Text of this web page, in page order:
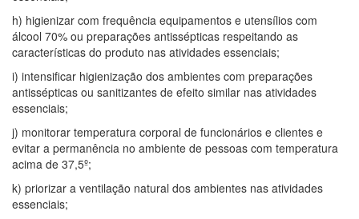
h) higienizar com frequência equipamentos e utensílios com
álcool 70% ou preparações antissépticas respeitando as
características do produto nas atividades essenciais;
i) intensificar higienização dos ambientes com preparações
antissépticas ou sanitizantes de efeito similar nas atividades
essenciais;
j) monitorar temperatura corporal de funcionários e clientes e
evitar a permanência no ambiente de pessoas com temperatura
acima de 37,5º;
k) priorizar a ventilação natural dos ambientes nas atividades
essenciais;